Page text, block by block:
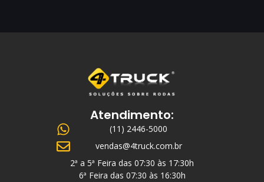
Atendimento:
(11) 2446-5000
vendas@4truck.com.br
2ª a 5ª Feira das 07:30 às 17:30h
6ª Feira das 07:30 às 16:30h